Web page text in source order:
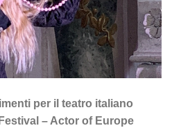
per il teatro italiano
– Actor of Europe